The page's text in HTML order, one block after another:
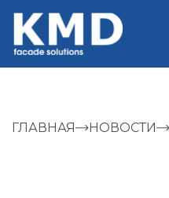
ГЛАВНАЯ НОВОСТИ